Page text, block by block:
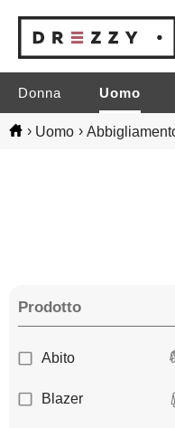
Donna Uomo
› Uomo ›
Prodotto
Abito
Blazer